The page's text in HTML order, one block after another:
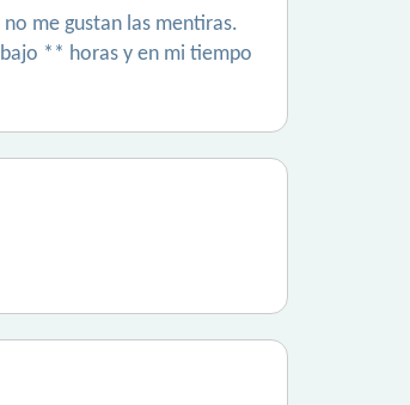
me gustan las mentiras.
** horas y en mi tiempo